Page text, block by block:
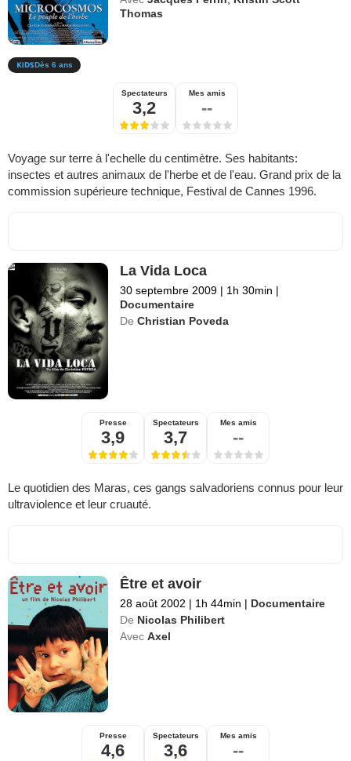
Thomas
Dès 6 ans
Spectateurs
3,2
Mes amis
--
Voyage sur terre à l'echelle du centimètre. Ses habitants:
insectes et autres animaux de l'herbe et de l'eau. Grand prix de la
commission supérieure technique, Festival de Cannes 1996.
La Vida Loca
30 septembre 2009 | 1h 30min |
Documentaire
De Christian Poveda
Presse
3,9
Spectateurs
3,7
Mes amis
--
Le quotidien des Maras, ces gangs salvadoriens connus pour leur
ultraviolence et leur cruauté.
Être et avoir
28 août 2002 | 1h 44min | Documentaire
De Nicolas Philibert
Avec Axel
Presse
4,6
Spectateurs
3,6
Mes amis
--